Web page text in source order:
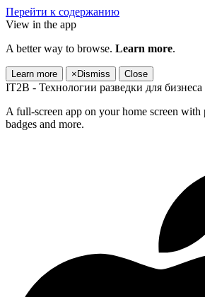
Перейти к содержанию
View in the app
A better way to browse. Learn more.
Learn more × Dismiss Close
IT2B - Технологии разведки для бизнеса
A full-screen app on your home screen with
badges and more.